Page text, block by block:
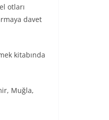
otları
davet
kitabında
Muğla,